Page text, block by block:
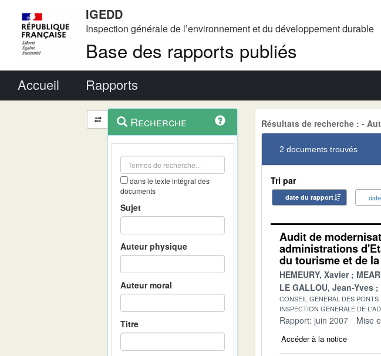
IGEDD
Inspection générale de l’environnement et du développement durable
Base des rapports publiés
Accueil Rapports
Navigation
et
outils
contextuel
Recherche
dans le texte intégral des
documents
Sujet
Auteur physique
Auteur moral
Titre
Résultats de recherche : -
2 documents trouvés
Tri par
date du rapport
Audit de
administrations
du tourisme et de
HEMEURY, Xavier
LE GALLOU, Jean-Yves
CONSEIL GENERAL DES
INSPECTION GENERALE DE
Rapport: juin 2007 Mise
Accéder à la notice